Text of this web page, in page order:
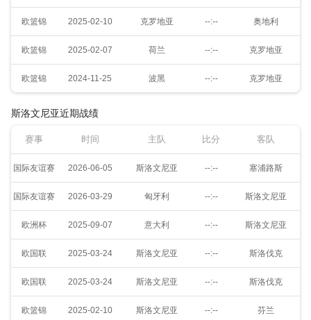
欧篮锦 2025-02-10 克罗地亚 --:-- 奥地利
欧篮锦 2025-02-07 荷兰 --:-- 克罗地亚
欧篮锦 2024-11-25 波黑 --:-- 克罗地亚
斯洛文尼亚近期战绩
赛事 时间 主队 比分 客队
国际友谊赛 2026-06-05 斯洛文尼亚 --:-- 塞浦路斯
国际友谊赛 2026-03-29 匈牙利 --:-- 斯洛文尼亚
欧洲杯 2025-09-07 意大利 --:-- 斯洛文尼亚
欧国联 2025-03-24 斯洛文尼亚 --:-- 斯洛伐克
欧国联 2025-03-24 斯洛文尼亚 --:-- 斯洛伐克
欧篮锦 2025-02-10 斯洛文尼亚 --:-- 芬兰